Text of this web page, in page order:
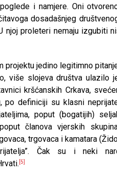
i namjere. Oni
dosadašnjeg
njoj proleteri nemaju izgubiti
projektu jedino legitimno
više slojeva društva ulazilo
kršćanskih Crkava,
po definiciji su klasni
poput (bogatijih)
članova vjerskih
trgovaca i kamatara
Čak su i neki
[5]